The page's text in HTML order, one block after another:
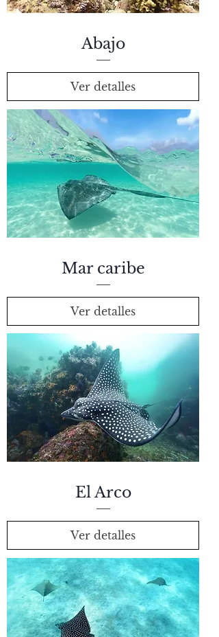
Abajo
Ver detalles
Mar caribe
Ver detalles
El Arco
Ver detalles